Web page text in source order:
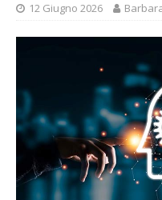
12 Giugno 2026